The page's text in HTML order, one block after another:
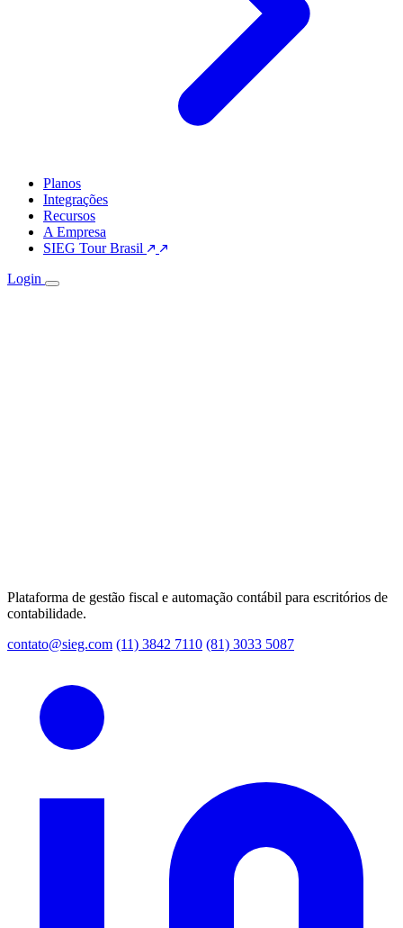
Planos
Integrações
Recursos
A Empresa
SIEG Tour Brasil
Login
Plataforma de gestão fiscal e automação contábil para escritórios de
contabilidade.
contato@sieg.com (11) 3842 7110 (81) 3033 5087